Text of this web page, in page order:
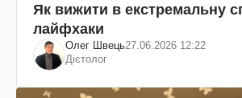
Як вижити в екстремальну
лайфхаки
Олег Швець27.06.2026 12:22
Дієтолог